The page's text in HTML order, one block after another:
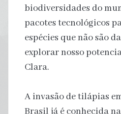
biodiversidades do
pacotes tecnológicos
espécies que não são
explorar nosso
Clara.
A invasão de tilápias
Brasil já é conhecida